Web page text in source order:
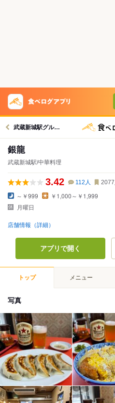
武蔵新城駅グルメへ
銀龍
武蔵新城駅/中華料理
3.42 112 人 2077
～￥999
￥1,000～￥1,999
月曜日
店舗情報（詳細）
アプリで開く
トップ メニュー
写真